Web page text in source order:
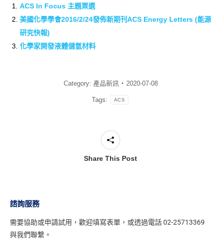
ACS In Focus 主題票選
美國化學學會2016/2/24發佈新期刊ACS Energy Letters (能源
研究快報)
化學家開發液體儲氫材料
Category: 產品新訊 2020-07-08
Tags: ACS
Share This Post
諮詢服務
需要協助或申請試用， 歡迎填寫表單 ，或透過電話 02-25713369
與我們聯繫。